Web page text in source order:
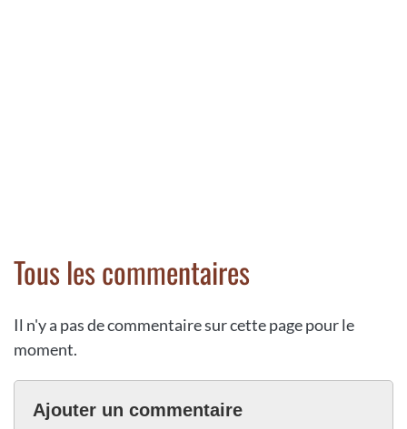
Tous les commentaires
Il n'y a pas de commentaire sur cette page pour le
moment.
Ajouter un commentaire